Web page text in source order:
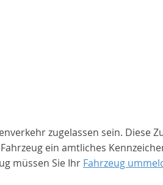
zugelassen sein. Diese
ein amtliches
müssen Sie Ihr Fahrzeug